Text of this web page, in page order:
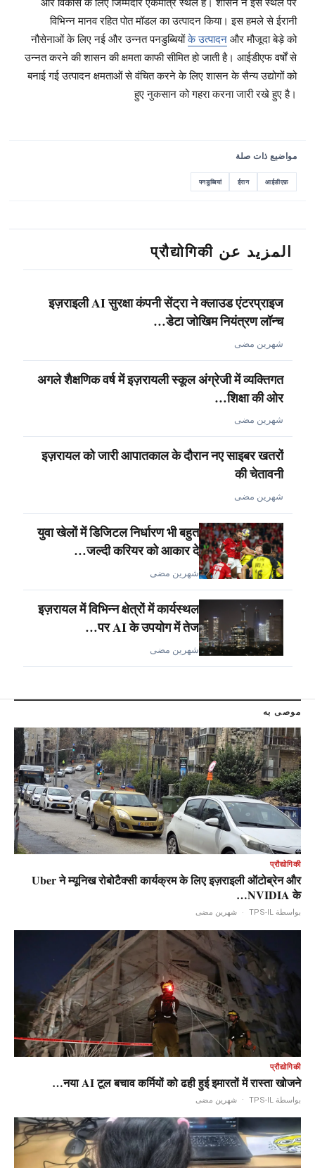
और विकास के लिए जिम्मेदार एकमात्र स्थल है। शासन ने इस स्थल पर
विभिन्न मानव रहित पोत मॉडल का उत्पादन किया। इस हमले से ईरानी
नौसेनाओं के लिए नई और उन्नत पनडुब्बियोंके उत्पादन और मौजूदा बेड़े को
उन्नत करने की शासन की क्षमता काफी सीमित हो जाती है। आईडीएफ वर्षों से
बनाई गई उत्पादन क्षमताओं से वंचित करने के लिए शासन के सैन्य उद्योगों को
हुए नुकसान को गहरा करना जारी रखे हुए है।
مواضيع ذات صلة
आईडीएफ़
ईरान
पनडुब्बियां
المزيد عن प्रौद्योगिकी
इज़राइली AI सुरक्षा कंपनी सेंट्रा ने क्लाउड एंटरप्राइज
डेटा जोखिम नियंत्रण लॉन्च…
شهرين مضى
अगले शैक्षणिक वर्ष में इज़रायली स्कूल अंग्रेजी में व्यक्तिगत
शिक्षा की ओर…
شهرين مضى
इज़रायल को जारी आपातकाल के दौरान नए साइबर खतरों
की चेतावनी
شهرين مضى
युवा खेलों में डिजिटल निर्धारण भी बहुत
जल्दी करियर को आकार दे…
شهرين مضى
इज़रायल में विभिन्न क्षेत्रों में कार्यस्थल
पर AI के उपयोग में तेज…
شهرين مضى
موصى به
प्रौद्योगिकी
Uber ने म्यूनिख रोबोटैक्सी कार्यक्रम के लिए इज़राइली ऑटोब्रेन और
NVIDIA के…
بواسطة TPS-IL · شهرين مضى
प्रौद्योगिकी
नया AI टूल बचाव कर्मियों को ढही हुई इमारतों में रास्ता खोजने…
بواسطة TPS-IL · شهرين مضى